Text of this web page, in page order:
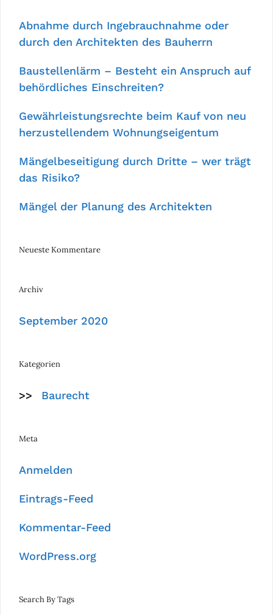
Abnahme durch Ingebrauchnahme oder
durch den Architekten des Bauherrn
Baustellenlärm – Besteht ein Anspruch auf
behördliches Einschreiten?
Gewährleistungsrechte beim Kauf von neu
herzustellendem Wohnungseigentum
Mängelbeseitigung durch Dritte – wer trägt
das Risiko?
Mängel der Planung des Architekten
Neueste Kommentare
Archiv
September 2020
Kategorien
Baurecht
Meta
Anmelden
Eintrags-Feed
Kommentar-Feed
WordPress.org
Search By Tags